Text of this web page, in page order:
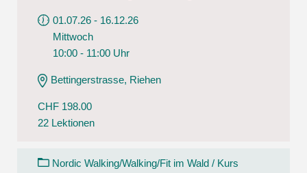
01.07.26 - 16.12.26
Mittwoch
10:00 - 11:00 Uhr
Bettingerstrasse, Riehen
CHF 198.00
22 Lektionen
Nordic Walking/Walking/Fit im Wald / Kurs